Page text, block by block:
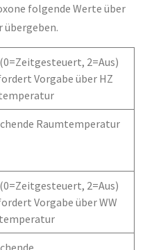
folgende Werte über
übergeben.
2=Aus)
Vorgabe über HZ
Raumtemperatur
2=Aus)
Vorgabe über WW